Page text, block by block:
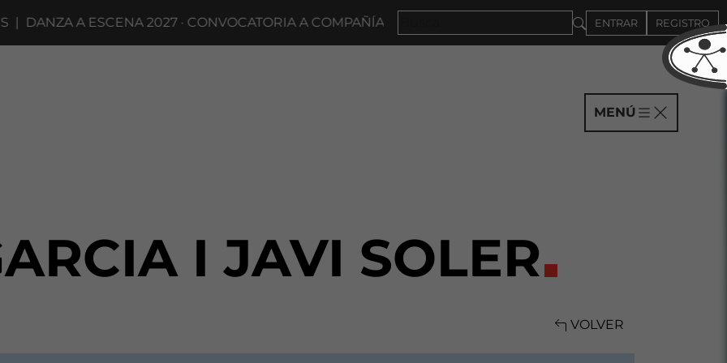
DANZA A ESCENA 2027 · CONVOCATORIA A COMPAÑÍAS HASTA EL 4DE SEPTIEMBRE ENTRAR REGISTRO
MENÚ
I JAVI SOLER
VOLVER